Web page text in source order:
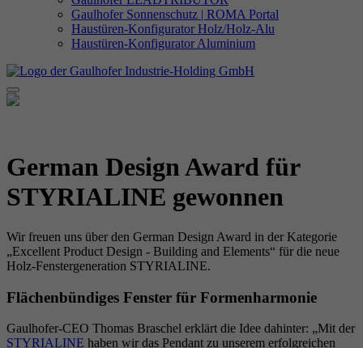
Gaulhofer Sonnenschutz | ROMA Portal
Haustüren-Konfigurator Holz/Holz-Alu
Haustüren-Konfigurator Aluminium
German Design Award für
STYRIALINE gewonnen
Wir freuen uns über den German Design Award in der Kategorie
„Excellent Product Design - Building and Elements“ für die neue
Holz-Fenstergeneration STYRIALINE.
Flächenbündiges Fenster für Formenharmonie
Gaulhofer-CEO Thomas Braschel erklärt die Idee dahinter: „Mit der
STYRIALINE haben wir das Pendant zu unserem erfolgreichen